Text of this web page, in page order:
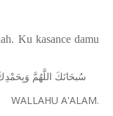
Ku kasance damu
ﺳُﺒﺤَﺎﻧَﻚَ ﺍﻟﻠَّﻬُﻢَّ
WALLAHU A'ALAM.